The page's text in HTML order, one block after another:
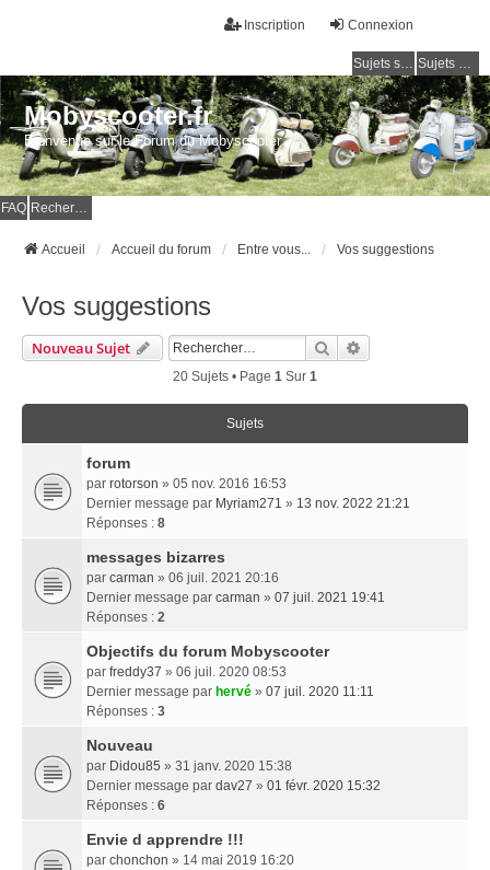
Connexion
Inscription
Sujets sans réponse Sujets actifs
Mobyscooter.fr
Bienvenue sur le Forum du Mobyscooter
FAQ Rechercher
Accueil Accueil du forum Entre vous... Vos suggestions
Vos suggestions
Nouveau Sujet Rechercher
20 Sujets • Page 1 Sur 1
Sujets
forum
par rotorson » 05 nov. 2016 16:53
Dernier message par Myriam271 » 13 nov. 2022 21:21
Réponses : 8
messages bizarres
par carman » 06 juil. 2021 20:16
Dernier message par carman » 07 juil. 2021 19:41
Réponses : 2
Objectifs du forum Mobyscooter
par freddy37 » 06 juil. 2020 08:53
Dernier message par hervé » 07 juil. 2020 11:11
Réponses : 3
Nouveau
par Didou85 » 31 janv. 2020 15:38
Dernier message par dav27 » 01 févr. 2020 15:32
Réponses : 6
Envie d apprendre !!!
par chonchon » 14 mai 2019 16:20